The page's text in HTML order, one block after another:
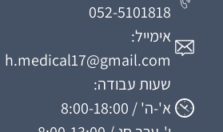
052-5101818
אימייל:
h.medical17@gmail.com
שעות עבודה:
א'-ה' / 8:00-18:00